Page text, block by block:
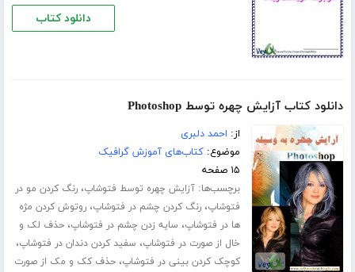
دانلود کتاب
دانلود کتاب آزایش چهره توسط Photoshop
از: احمد دلبری
موضوع:کتاب‌های آموزش گرافیک
۱۵ صفحه
برچسب‌ها:آزایش چهره توسط فتوشاپ،رنگ کردن مو در
فتوشاپ،رنگ کردن چشم در فتوشاپ،روتوش کردن مژه
ها در فتوشاپ، سایه زدن چشم در فتوشاپ،حذف لک و
خال از صورت در فتوشاپ، سفید کردن دندان در فتوشاپ،
کوچک کردن بینی در فتوشاپ،حذف کک و مک از صورت